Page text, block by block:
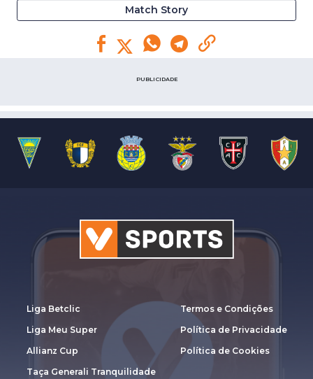
Match Story
PUBLICIDADE
Liga Betclic
Liga Meu Super
Allianz Cup
Taça Generali Tranquilidade
Termos e Condições
Política de Privacidade
Política de Cookies